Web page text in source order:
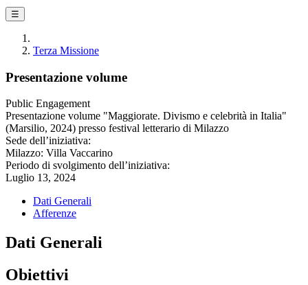
☰
Terza Missione
Presentazione volume
Public Engagement
Presentazione volume "Maggiorate. Divismo e celebrità in Italia"
(Marsilio, 2024) presso festival letterario di Milazzo
Sede dell’iniziativa:
Milazzo: Villa Vaccarino
Periodo di svolgimento dell’iniziativa:
Luglio 13, 2024
Dati Generali
Afferenze
Dati Generali
Obiettivi